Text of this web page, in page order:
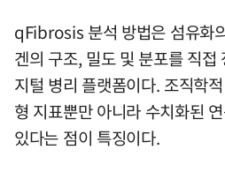
qFibrosis 분석 방법은 섬유화
겐의 구조, 밀도 및 분포를 직접
지털 병리 플랫폼이다. 조직학
형 지표뿐만 아니라 수치화된
있다는 점이 특징이다.